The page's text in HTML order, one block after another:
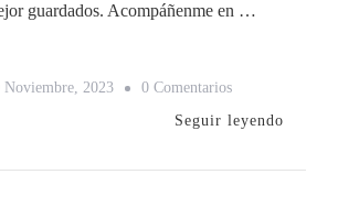
guardados. Acompáñenme en …
Noviembre, 2023 0 ComentariosEn
Explorando
Seguir leyendo